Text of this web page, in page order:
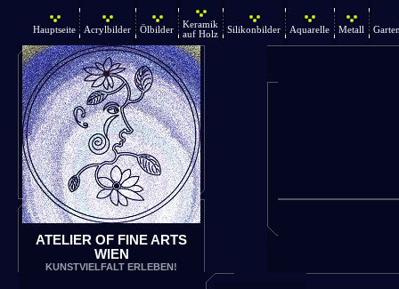
Hauptseite Acrylbilder Ölbilder
Keramik
auf Holz
Silikonbilder Aquarelle Metall
ATELIER OF FINE ARTS
WIEN
KUNSTVIELFALT ERLEBEN!